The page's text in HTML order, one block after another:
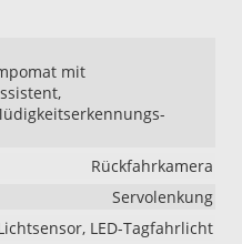
mit
Rückfahrkamera
Servolenkung
LED-Tagfahrlicht